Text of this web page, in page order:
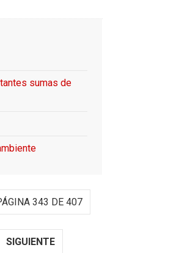
sumas de
343 DE 407
SIGUIENTE